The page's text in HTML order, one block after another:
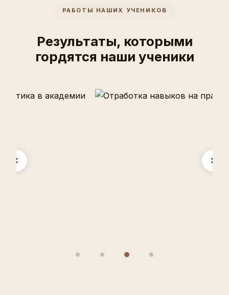
РАБОТЫ НАШИХ УЧЕНИКОВ
Результаты, которыми
гордятся наши ученики